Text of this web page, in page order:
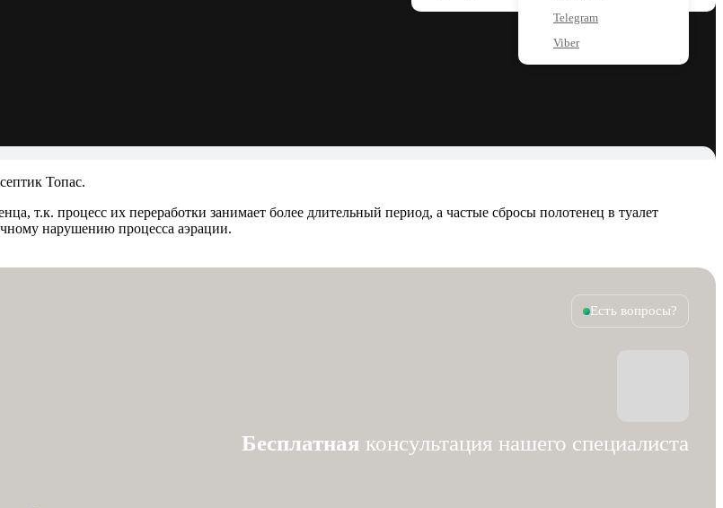
Telegram
Viber
Топас.
т.к. процесс их переработки занимает более длительный период, а частые сбросы полотенец в туалет
нарушению процесса аэрации.
Есть вопросы?
Бесплатная консультация нашего специалиста